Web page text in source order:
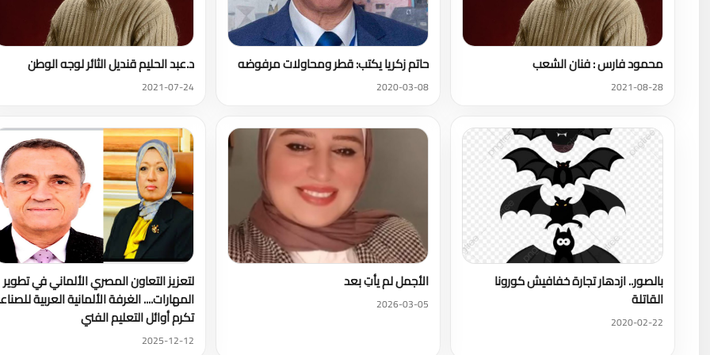
محمود فارس : فنان الشعب
2021-08-28
حاتم زكريا يكتب: قطر ومحاولات مرفوضه
2020-03-08
د.عبد الحليم قنديل الثائر لوجه الوطن
2021-07-24
بالصور.. ازدهار تجارة خفافيش كورونا
القاتلة
2020-02-22
الأجمل لم يأتِ بعد
2026-03-05
لتعزيز التعاون المصري الألماني في تطوير
المهارات.... الغرفة الألمانية العربية
تكرم أوائل التعليم الفني
2025-12-12